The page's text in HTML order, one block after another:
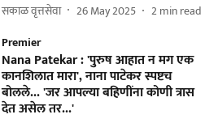
सकाळ वृत्तसेवा 26 May 2025 2min read
Premier
Nana Patekar : 'पुरुष आहात न मग एक
कानशिलात मारा', नाना पाटेकर स्पष्टच
बोलले... 'जर आपल्या बहिणींना कोणी त्रास
देत असेल तर...'